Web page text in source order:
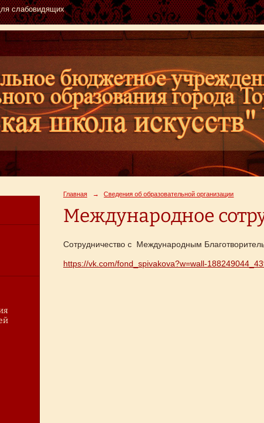
слабовидящих
Главная → Сведения об образовательной организации
Международное
Сотрудничество с Международным
https://vk.com/fond_spivakova?w=wall-